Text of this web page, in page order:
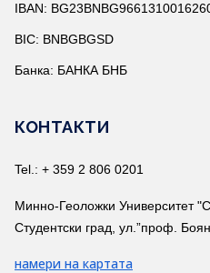
IBAN:
BIC: BNBGBGSD
Банка: БАНКА БНБ
КОНТАКТИ
Tel.: + 359 2 806 0201
Минно-Геоложки Университет
Студентски град, ул.”проф.
намери на картата